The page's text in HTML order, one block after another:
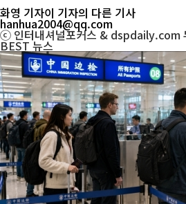
화영 기자이 기자의 다른 기사
hanhua2004@qq.com
ⓒ 인터내셔널포커스 & dspdaily.com
BEST뉴스